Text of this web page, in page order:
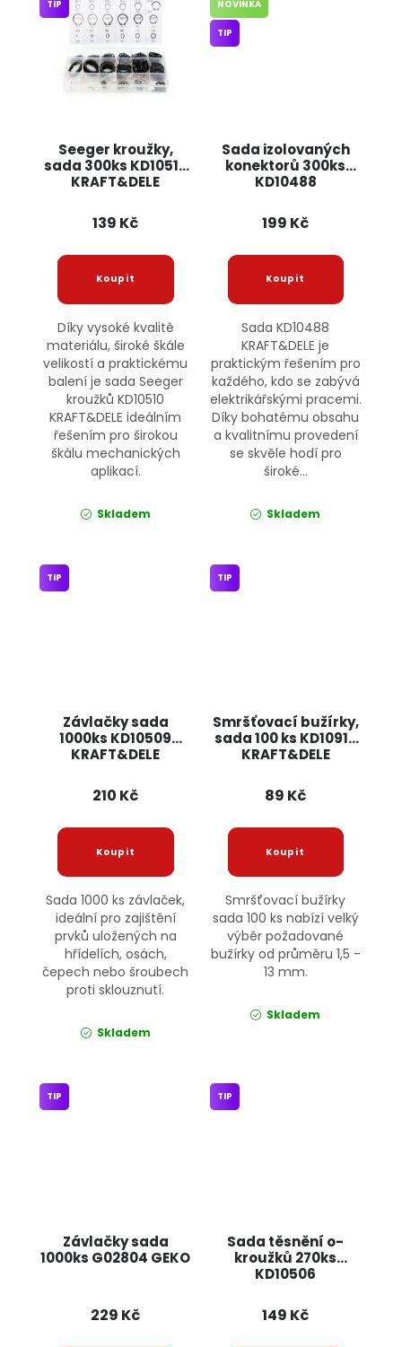
Seeger kroužky,
sada 300ks KD10510
KRAFT&DELE
TIP
139 Kč
Díky vysoké kvalitě
materiálu, široké škále
velikostí a praktickému
balení je sada Seeger
kroužků KD10510
KRAFT&DELE ideálním
řešením pro širokou
škálu mechanických
aplikací.
Skladem
Sada izolovaných
konektorů 300ks
KD10488
NOVINKA
TIP
199 Kč
Sada KD10488
KRAFT&DELE je
praktickým řešením pro
každého, kdo se zabývá
elektrikářskými pracemi.
Díky bohatému obsahu
a kvalitnímu provedení
se skvěle hodí pro
široké...
Skladem
Závlačky sada
1000ks KD10509
KRAFT&DELE
TIP
210 Kč
Sada 1000 ks závlaček,
ideální pro zajištění
prvků uložených na
hřídelích, osách,
čepech nebo šroubech
proti sklouznutí.
Skladem
Smršťovací bužírky,
sada 100 ks KD10918
KRAFT&DELE
TIP
89 Kč
Smršťovací bužírky
sada 100 ks nabízí velký
výběr požadované
bužírky od průměru 1,5 -
13 mm.
Skladem
Závlačky sada
1000ks G02804 GEKO
TIP
229 Kč
Sada těsnění o-
kroužků 270ks
KD10506
TIP
149 Kč